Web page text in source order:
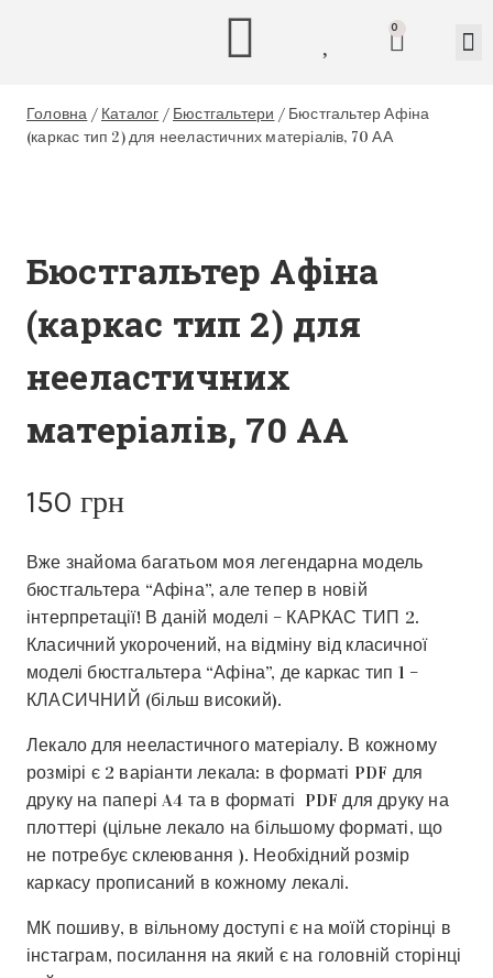
0
Головна / Каталог / Бюстгальтери / Бюстгальтер Афіна
(каркас тип 2) для нееластичних матеріалів, 70 АА
Бюстгальтер Афіна
(каркас тип 2) для
нееластичних
матеріалів, 70 АА
150 грн
Вже знайома багатьом моя легендарна модель
бюстгальтера “Афіна”, але тепер в новій
інтерпретації! В даній моделі – КАРКАС ТИП 2.
Класичний укорочений, на відміну від класичної
моделі бюстгальтера “Афіна”, де каркас тип 1 –
КЛАСИЧНИЙ (більш високий).
Лекало для нееластичного матеріалу. В кожному
розмірі є 2 варіанти лекала: в форматі PDF для
друку на папері A4 та в форматі PDF для друку на
плоттері (цільне лекало на більшому форматі, що
не потребує склеювання ). Необхідний розмір
каркасу прописаний в кожному лекалі.
МК пошиву, в вільному доступі є на моїй сторінці в
інстаграм, посилання на який є на головній сторінці